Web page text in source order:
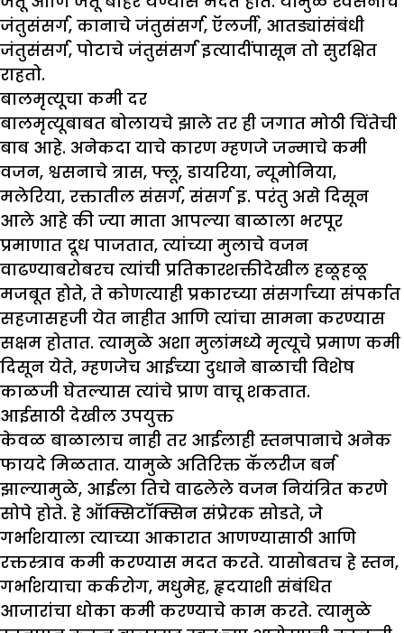
जंतुसंसर्ग, कानाचे जंतुसंसर्ग, ऍलर्जी, आतड्यांसंबंधी
जंतुसंसर्ग, पोटाचे जंतुसंसर्ग इत्यादींपासून तो सुरक्षित
राहतो.
बालमृत्यूचा कमी दर
बालमृत्यूबाबत बोलायचे झाले तर ही जगात मोठी चिंतेची
बाब आहे. अनेकदा याचे कारण म्हणजे जन्माचे कमी
वजन, श्वसनाचे त्रास, फ्लू, डायरिया, न्यूमोनिया,
मलेरिया, रक्तातील संसर्ग, संसर्ग इ. परंतु असे दिसून
आले आहे की ज्या माता आपल्या बाळाला भरपूर
प्रमाणात दूध पाजतात, त्यांच्या मुलाचे वजन
वाढण्याबरोबरच त्यांची प्रतिकारशक्तीदेखील हळूहळू
मजबूत होते, ते कोणत्याही प्रकारच्या संसर्गाच्या संपर्कात
सहजासहजी येत नाहीत आणि त्यांचा सामना करण्यास
सक्षम होतात. त्यामुळे अशा मुलांमध्ये मृत्यूचे प्रमाण कमी
दिसून येते, म्हणजेच आईच्या दुधाने बाळाची विशेष
काळजी घेतल्यास त्यांचे प्राण वाचू शकतात.
आईसाठी देखील उपयुक्त
केवळ बाळालाच नाही तर आईलाही स्तनपानाचे अनेक
फायदे मिळतात. यामुळे अतिरिक्त कॅलरीज बर्न
झाल्यामुळे, आईला तिचे वाढलेले वजन नियंत्रित करणे
सोपे होते. हे ऑक्सिटॉक्सिन संप्रेरक सोडते, जे
गर्भाशयाला त्याच्या आकारात आणण्यासाठी आणि
रक्तस्त्राव कमी करण्यास मदत करते. यासोबतच हे स्तन,
गर्भाशयाचा कर्करोग, मधुमेह, हृदयाशी संबंधित
आजारांचा धोका कमी करण्याचे काम करते. त्यामुळे